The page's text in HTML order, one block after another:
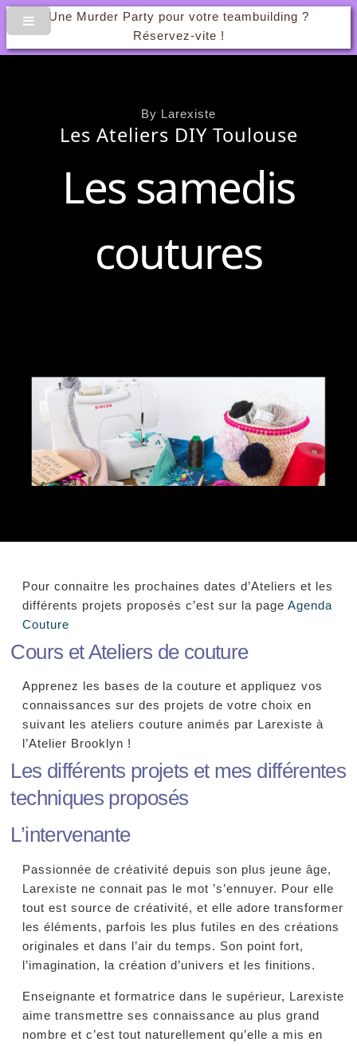
Une Murder Party pour votre teambuilding ?
Réservez-vite !
By Larexiste
Les Ateliers DIY Toulouse
Les samedis
coutures
Pour connaitre les prochaines dates d’Ateliers et les
différents projets proposés c’est sur la pageAgenda
Couture
Cours et Ateliers de couture
Apprenez les bases de la couture et appliquez vos
connaissances sur des projets de votre choix en
suivant les ateliers couture animés par Larexiste à
l’Atelier Brooklyn !
Les différents projets et mes différentes
techniques proposés
L’intervenante
Passionnée de créativité depuis son plus jeune âge,
Larexiste ne connait pas le mot ’s’ennuyer. Pour elle
tout est source de créativité, et elle adore transformer
les éléments, parfois les plus futiles en des créations
originales et dans l’air du temps. Son point fort,
l’imagination, la création d’univers et les finitions.
Enseignante et formatrice dans le supérieur, Larexiste
aime transmettre ses connaissance au plus grand
nombre et c’est tout naturellement qu’elle a mis en